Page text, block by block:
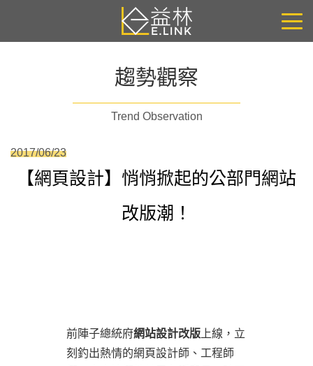
趨勢觀察
Trend Observation
2017/06/23
【網頁設計】悄悄掀起的公部門網站
改版潮！
前陣子總統府網站設計改版 上線，立
刻釣出熱情的網頁設計師、工程師